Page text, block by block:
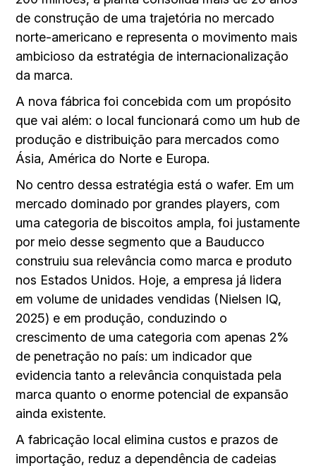
de construção de uma trajetória no mercado
norte-americano e representa o movimento mais
ambicioso da estratégia de internacionalização
da marca.
A nova fábrica foi concebida com um propósito
que vai além: o local funcionará como um hub de
produção e distribuição para mercados como
Ásia, América do Norte e Europa.
No centro dessa estratégia está o wafer. Em um
mercado dominado por grandes players, com
uma categoria de biscoitos ampla, foi justamente
por meio desse segmento que a Bauducco
construiu sua relevância como marca e produto
nos Estados Unidos. Hoje, a empresa já lidera
em volume de unidades vendidas (Nielsen IQ,
2025) e em produção, conduzindo o
crescimento de uma categoria com apenas 2%
de penetração no país: um indicador que
evidencia tanto a relevância conquistada pela
marca quanto o enorme potencial de expansão
ainda existente.
A fabricação local elimina custos e prazos de
importação, reduz a dependência de cadeias